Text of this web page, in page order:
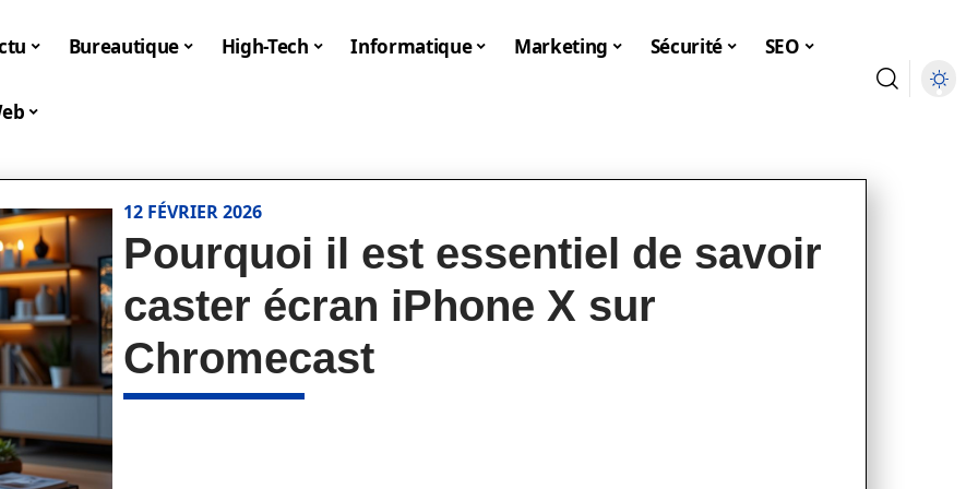
Bureautique High-Tech Informatique Marketing Sécurité SEO
12 FÉVRIER 2026
Pourquoi il est essentiel de savoir
caster écran iPhone X sur
Chromecast